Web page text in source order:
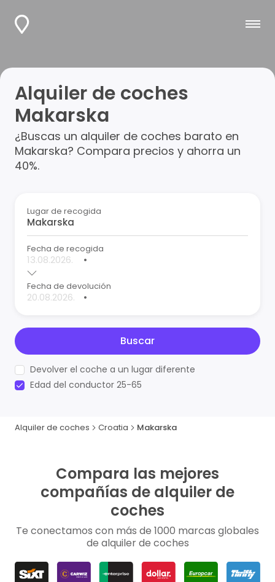
Alquiler de coches
Makarska
¿Buscas un alquiler de coches barato en
Makarska? Compara precios y ahorra un
40%.
Lugar de recogida
Fecha de recogida
•
Fecha de devolución
•
Buscar
Devolver el coche a un lugar diferente
Edad del conductor 25-65
Alquiler de coches Croatia Makarska
Compara las mejores
compañías de alquiler de
coches
Te conectamos con más de 1000 marcas globales
de alquiler de coches